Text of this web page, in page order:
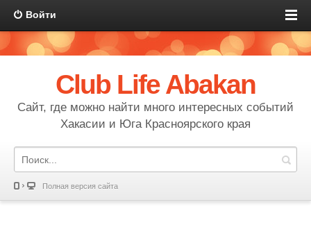
Войти
Club Life Abakan
Сайт, где можно найти много интересных событий
Хакасии и Юга Красноярского края
Полная версия сайта